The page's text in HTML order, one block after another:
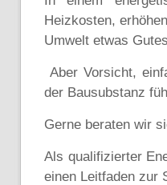
Heizkosten,
Umwelt etwas
Aber Vorsicht,
der Bausubstanz
Gerne beraten wir
Als qualifizierter
einen Leitfaden zur